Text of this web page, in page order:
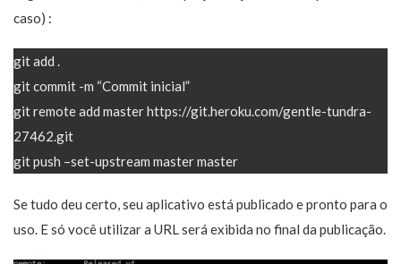
caso) :
git add .
git commit -m “Commit inicial”
git remote add master https://git.heroku.com/gentle-tundra-
27462.git
git push –set-upstream master master
Se tudo deu certo, seu aplicativo está publicado e pronto para o
uso. E só você utilizar a URL será exibida no final da publicação.